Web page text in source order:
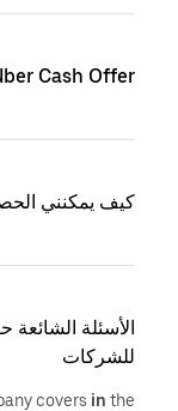
Cash Offer
كيف يمكنني
للشركات
covers in the